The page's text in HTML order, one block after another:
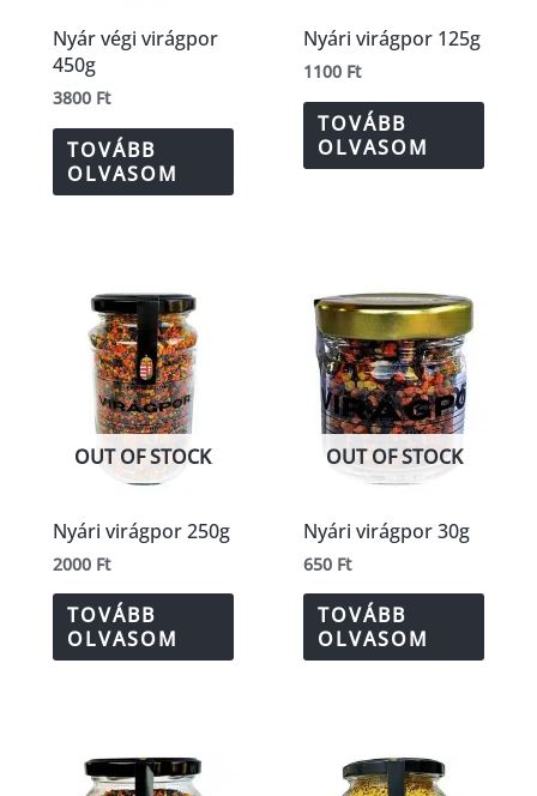
Nyár végi virágpor
450g
3800 Ft
TOVÁBB
OLVASOM
Nyári virágpor 125g
1100 Ft
TOVÁBB
OLVASOM
OUT OF STOCK
Nyári virágpor 250g
2000 Ft
TOVÁBB
OLVASOM
OUT OF STOCK
Nyári virágpor 30g
650 Ft
TOVÁBB
OLVASOM